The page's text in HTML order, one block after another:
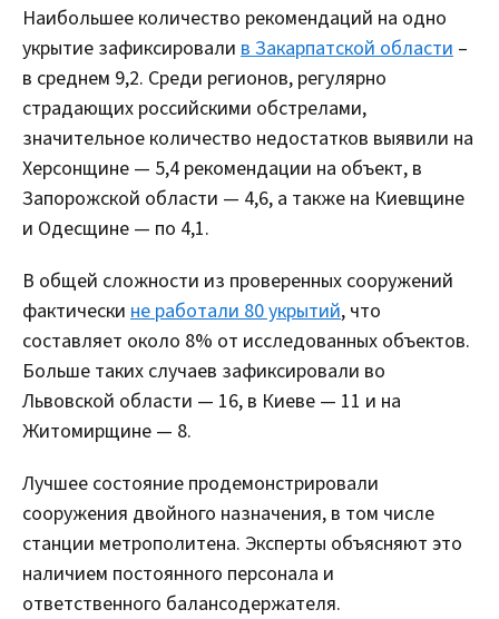
Наибольшее количество рекомендаций на одно
укрытие зафиксировали в Закарпатской области –
в среднем 9,2. Среди регионов, регулярно
страдающих российскими обстрелами,
значительное количество недостатков выявили на
Херсонщине — 5,4 рекомендации на объект, в
Запорожской области — 4,6, а также на Киевщине
и Одесщине — по 4,1.
В общей сложности из проверенных сооружений
фактически не работали 80 укрытий, что
составляет около 8% от исследованных объектов.
Больше таких случаев зафиксировали во
Львовской области — 16, в Киеве — 11 и на
Житомирщине — 8.
Лучшее состояние продемонстрировали
сооружения двойного назначения, в том числе
станции метрополитена. Эксперты объясняют это
наличием постоянного персонала и
ответственного балансодержателя.